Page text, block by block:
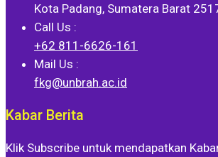
Kota Padang, Sumatera Barat
Call Us :
+62 811-6626-161
Mail Us :
fkg@unbrah.ac.id
Kabar Berita
Klik Subscribe untuk mendapatkan